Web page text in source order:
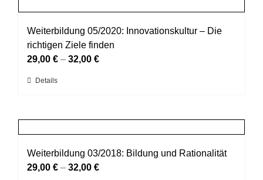
Weiterbildung 05/2020: Innovationskultur – Die
richtigen Ziele finden
29,00 € – 32,00 €
Dieses
Varianten
auf.
Die
Details
Weiterbildung 03/2018: Bildung und Rationalität
29,00 € – 32,00 €